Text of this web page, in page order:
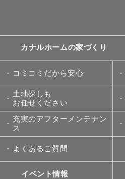
カナルホームの家づくり
コミコミだから安心
土地探しも
お任せください
充実のアフターメンテナン
ス
よくあるご質問
イベント情報